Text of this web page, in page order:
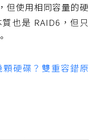
但使用相同容量的硬
也是 RAID6，但只
顆硬碟？雙重容錯原